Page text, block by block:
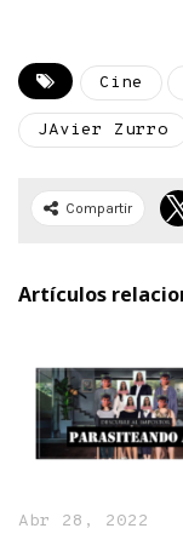
Cine
JAvier Zurro
Compartir
Artículos
Abr 28, 2022